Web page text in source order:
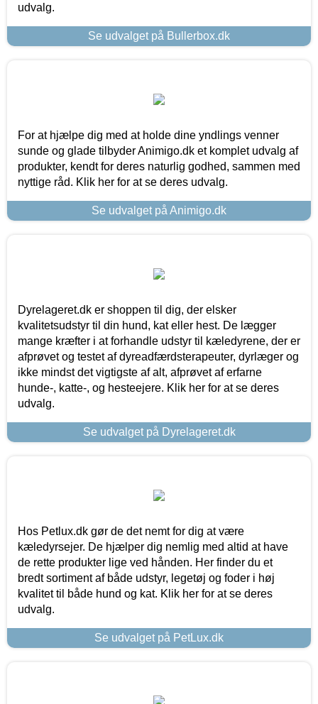
udvalg.
Se udvalget på Bullerbox.dk
For at hjælpe dig med at holde dine yndlings venner
sunde og glade tilbyder Animigo.dk et komplet udvalg af
produkter, kendt for deres naturlig godhed, sammen med
nyttige råd. Klik her for at se deres udvalg.
Se udvalget på Animigo.dk
Dyrelageret.dk er shoppen til dig, der elsker
kvalitetsudstyr til din hund, kat eller hest. De lægger
mange kræfter i at forhandle udstyr til kæledyrene, der er
afprøvet og testet af dyreadfærdsterapeuter, dyrlæger og
ikke mindst det vigtigste af alt, afprøvet af erfarne
hunde-, katte-, og hesteejere. Klik her for at se deres
udvalg.
Se udvalget på Dyrelageret.dk
Hos Petlux.dk gør de det nemt for dig at være
kæledyrsejer. De hjælper dig nemlig med altid at have
de rette produkter lige ved hånden. Her finder du et
bredt sortiment af både udstyr, legetøj og foder i høj
kvalitet til både hund og kat. Klik her for at se deres
udvalg.
Se udvalget på PetLux.dk